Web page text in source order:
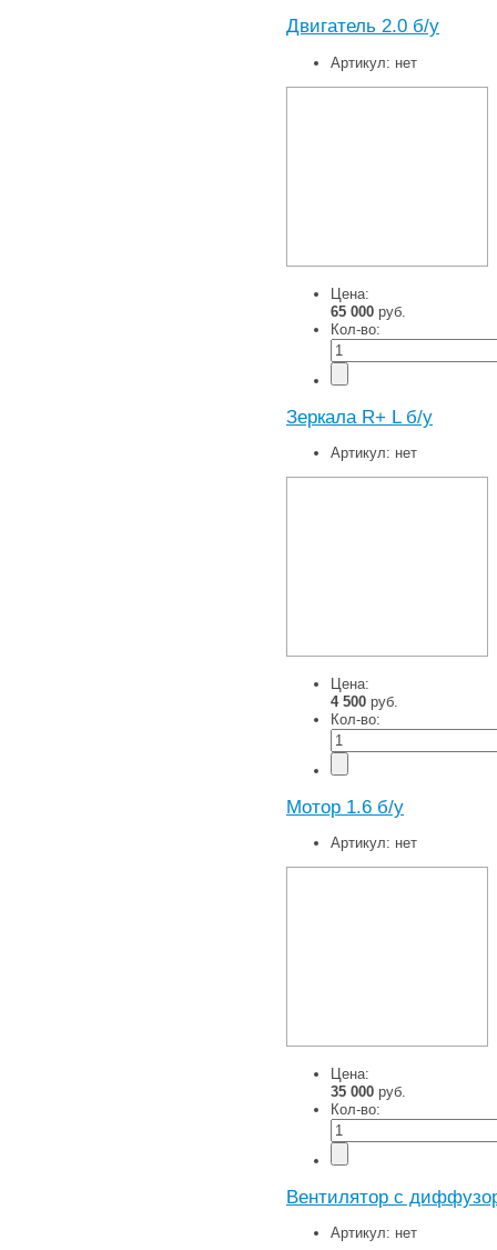
Двигатель 2.0 б/у
Артикул: нет
Цена:
65 000 руб.
Кол-во:
Зеркала R+ L б/у
Артикул: нет
Цена:
4 500 руб.
Кол-во:
Мотор 1.6 б/у
Артикул: нет
Цена:
35 000 руб.
Кол-во:
Вентилятор с
Артикул: нет